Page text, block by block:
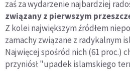
zaś za wydarzenie najbardziej
związany z pierwszym
Z kolei największym źródłem
zamachy związane z radykalnym
Najwięcej spośród nich (61 proc.)
przyniósł "upadek islamskiego